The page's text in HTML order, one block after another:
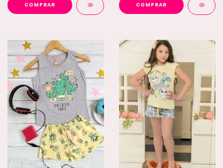
COMPRAR COMPRAR